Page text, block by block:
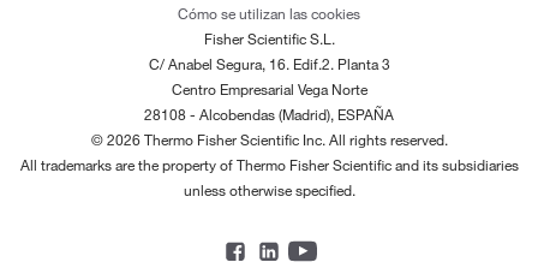
Cómo se utilizan las cookies
Fisher Scientific S.L.
C/ Anabel Segura, 16. Edif.2. Planta 3
Centro Empresarial Vega Norte
28108 - Alcobendas (Madrid), ESPAÑA
© 2026 Thermo Fisher Scientific Inc. All rights reserved.
All trademarks are the property of Thermo Fisher Scientific and its subsidiaries
unless otherwise specified.